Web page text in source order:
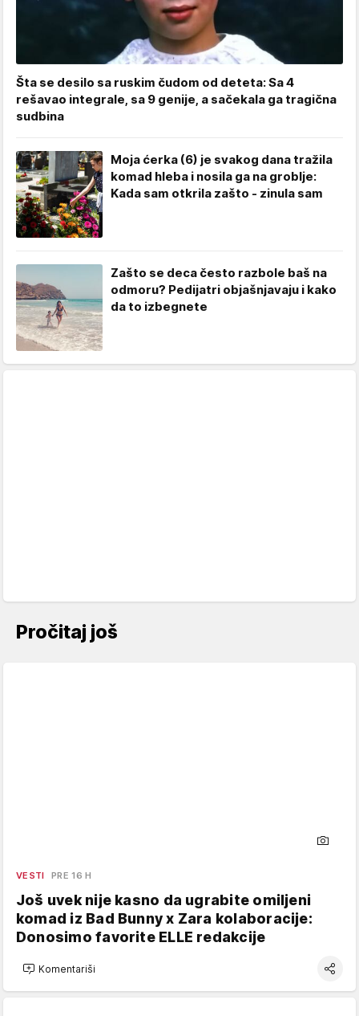
Šta se desilo sa ruskim čudom od deteta: Sa 4
rešavao integrale, sa 9 genije, a sačekala ga tragična
sudbina
Moja ćerka (6) je svakog dana tražila
komad hleba i nosila ga na groblje:
Kada sam otkrila zašto - zinula sam
Zašto se deca često razbole baš na
odmoru? Pedijatri objašnjavaju i kako
da to izbegnete
Pročitaj još
VESTI PRE 16 H
Još uvek nije kasno da ugrabite omiljeni
komad iz Bad Bunny x Zara kolaboracije:
Donosimo favorite ELLE redakcije
Komentariši